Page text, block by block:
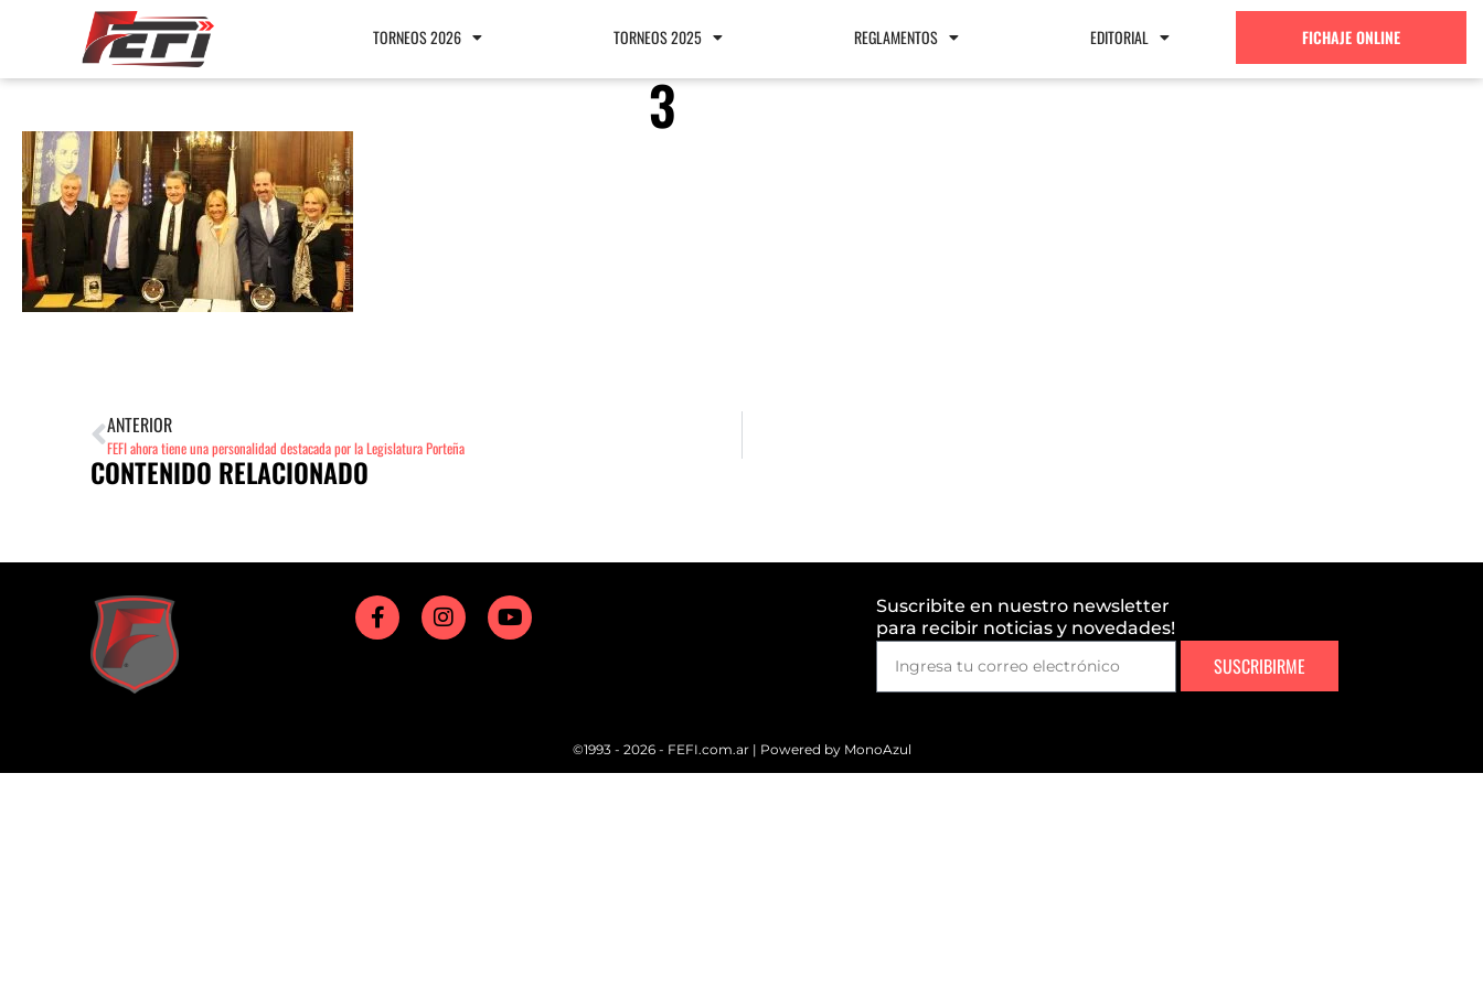
TORNEOS 2026 TORNEOS 2025 REGLAMENTOS EDITORIAL FICHAJE ONLINE
3
ANTERIOR
FEFI ahora tiene una personalidad destacada por la Legislatura Porteña
CONTENIDO RELACIONADO
Suscribite en nuestro newsletter
para recibir noticias y novedades!
SUSCRIBIRME
©1993 - 2026 - FEFI.com.ar | Powered by MonoAzul